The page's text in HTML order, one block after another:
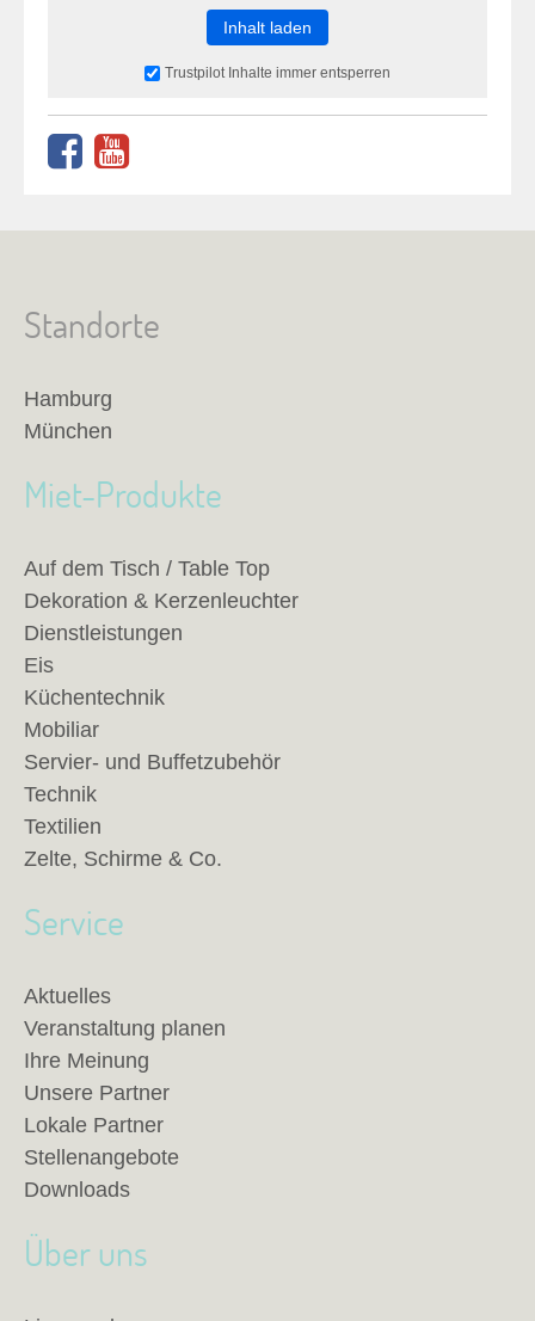
Inhalt laden
Trustpilot Inhalte immer entsperren
Standorte
Hamburg
München
Miet-Produkte
Auf dem Tisch / Table Top
Dekoration & Kerzenleuchter
Dienstleistungen
Eis
Küchentechnik
Mobiliar
Servier- und Buffetzubehör
Technik
Textilien
Zelte, Schirme & Co.
Service
Aktuelles
Veranstaltung planen
Ihre Meinung
Unsere Partner
Lokale Partner
Stellenangebote
Downloads
Über uns